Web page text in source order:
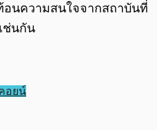
อนความสนใจจากสถาบันที่
ช่นกัน
อยน์